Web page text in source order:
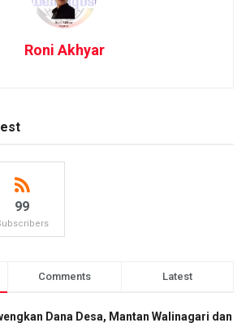
Roni Akhyar
99
Comments Latest
Dana Desa, Mantan Walinagari dan